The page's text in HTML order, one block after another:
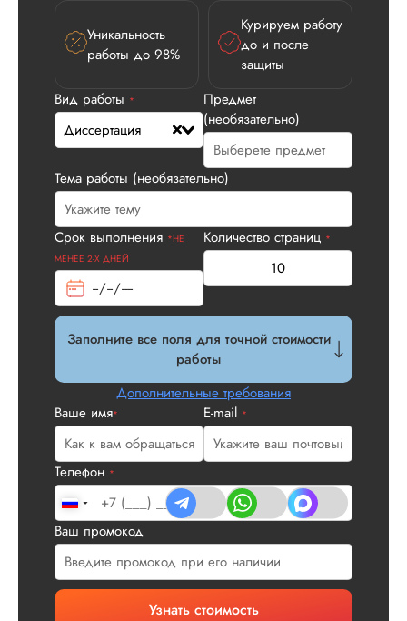
Уникальность
работы до 98%
Курируем работу
до и после
защиты
Вид работы *
Диссертация
Предмет
(необязательно)
Тема работы (необязательно)
Срок выполнения *НЕ
МЕНЕЕ 2-Х ДНЕЙ
Количество страниц *
Заполните все поля для точной стоимости
работы
Дополнительные требования
Ваше имя* E-mail *
Телефон *
Ваш промокод
Узнать стоимость
Вид работы:
Диссертация
Дата:2026-05-21
У нас с другом
Нас полностью
устроила стоимость
официального
по структуре
что не было
все в порядке в
плане. Научруки
и сказал...
Читаем ваши слова
улыбкой! Спасибо.
Ответ от
Сергей